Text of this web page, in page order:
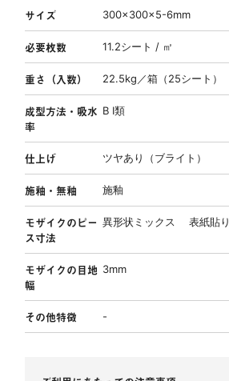
サイズ 300×300×5-6mm
必要枚数 11.2シート / ㎡
重さ（入数） 22.5kg／箱（25シート）
成型方法・吸水
率
B Ⅰ類
仕上げ ツヤあり（ブライト）
施釉・無釉 施釉
モザイクのピー
ス寸法
異形状ミックス 表紙貼り
モザイクの目地
幅
3mm
その他特徴 -